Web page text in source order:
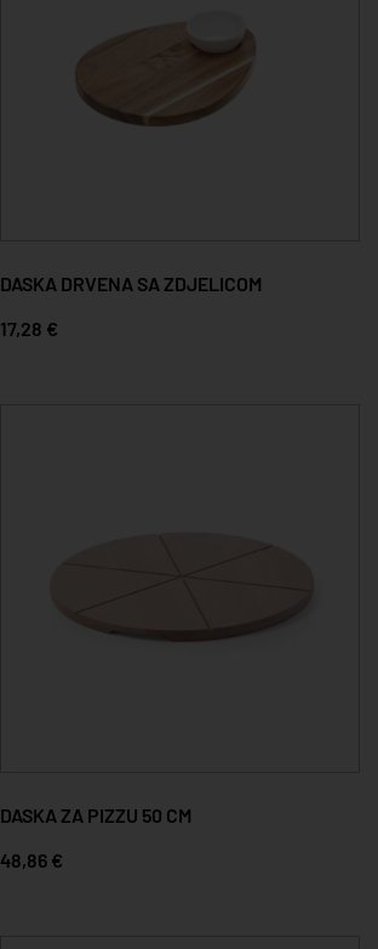
DASKA DRVENA SA ZDJELICOM
17,28 €
DASKA ZA PIZZU 50 CM
48,86 €